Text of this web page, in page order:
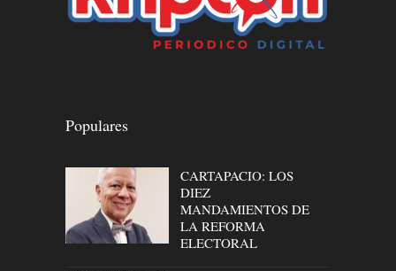
Populares
CARTAPACIO: LOS
DIEZ
MANDAMIENTOS DE
LA REFORMA
ELECTORAL